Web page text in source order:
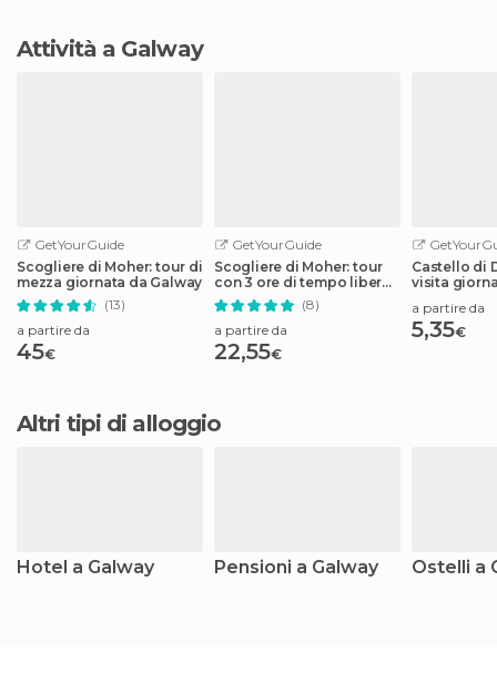
Attività a Galway
GetYourGuide
Scogliere di Moher: tour di
mezza giornata da Galway
(13)
a partire da
45€
GetYourGuide
Scogliere di Moher: tour
con 3 ore di tempo libero
da Galway
(8)
a partire da
22,55€
Castello di
visita
a partire da
5,35€
Altri tipi di alloggio
Hotel a Galway Pensioni a Galway Ostelli a